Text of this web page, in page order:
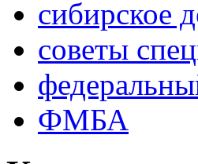
сибирское
советы
ФМБА